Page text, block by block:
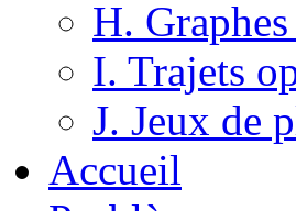
H.
I. Trajets
J. Jeux de
Accueil